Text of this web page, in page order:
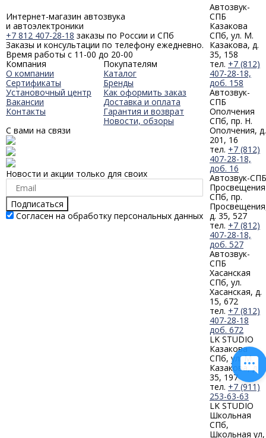
Интернет-магазин автозвука
и автоэлектроники
+7 812 407-28-18 заказы по России и СПб
Заказы и консультации по телефону ежедневно.
Время работы с 11-00 до 20-00
Компания
О компании
Сертификаты
Установочный центр
Вакансии
Контакты
Покупателям
Каталог
Бренды
Как оформить заказ
Доставка и оплата
Гарантия и возврат
Новости, обзоры
С вами на связи
Новости и акции только для своих
Подписаться
Согласен на обработку персональных данных
Автозвук-
СПБ
Казакова
СПб, ул. М.
Казакова, д.
35, 158
тел. +7 (812)
407-28-18,
доб. 158
Автозвук-
СПБ
Ополчения
СПб, пр. Н.
Ополчения, д.
201, 16
тел. +7 (812)
407-28-18,
доб. 16
Автозвук-СПБ
Просвещения
СПб, пр.
д. 35, 527
тел. +7 (812)
407-28-18,
доб. 527
Автозвук-
СПБ
Хасанская
СПб, ул.
Хасанская, д.
15, 672
тел. +7 (812)
407-28-18
доб. 672
LK STUDIO
Казакова
СПб, ул. М.
Казакова, д.
35, 197
тел. +7 (911)
253-63-63
LK STUDIO
Школьная
СПб,
Школьная ул,